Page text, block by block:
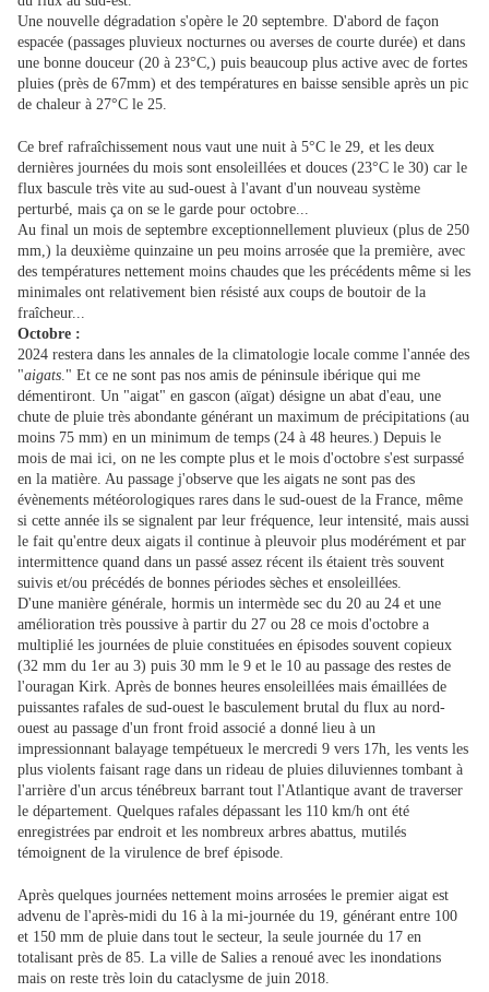
Une nouvelle dégradation s'opère le 20 septembre. D'abord de façon
espacée (passages pluvieux nocturnes ou averses de courte durée) et dans
une bonne douceur (20 à 23°C,) puis beaucoup plus active avec de fortes
pluies (près de 67mm) et des températures en baisse sensible après un pic
de chaleur à 27°C le 25.
Ce bref rafraîchissement nous vaut une nuit à 5°C le 29, et les deux
dernières journées du mois sont ensoleillées et douces (23°C le 30) car le
flux bascule très vite au sud-ouest à l'avant d'un nouveau système
perturbé, mais ça on se le garde pour octobre...
Au final un mois de septembre exceptionnellement pluvieux (plus de 250
mm,) la deuxième quinzaine un peu moins arrosée que la première, avec
des températures nettement moins chaudes que les précédents même si les
minimales ont relativement bien résisté aux coups de boutoir de la
fraîcheur...
Octobre :
2024 restera dans les annales de la climatologie locale comme l'année des
"aigats." Et ce ne sont pas nos amis de péninsule ibérique qui me
démentiront. Un "aigat" en gascon (aïgat) désigne un abat d'eau, une
chute de pluie très abondante générant un maximum de précipitations (au
moins 75 mm) en un minimum de temps (24 à 48 heures.) Depuis le
mois de mai ici, on ne les compte plus et le mois d'octobre s'est surpassé
en la matière. Au passage j'observe que les aigats ne sont pas des
évènements météorologiques rares dans le sud-ouest de la France, même
si cette année ils se signalent par leur fréquence, leur intensité, mais aussi
le fait qu'entre deux aigats il continue à pleuvoir plus modérément et par
intermittence quand dans un passé assez récent ils étaient très souvent
suivis et/ou précédés de bonnes périodes sèches et ensoleillées.
D'une manière générale, hormis un intermède sec du 20 au 24 et une
amélioration très poussive à partir du 27 ou 28 ce mois d'octobre a
multiplié les journées de pluie constituées en épisodes souvent copieux
(32 mm du 1er au 3) puis 30 mm le 9 et le 10 au passage des restes de
l'ouragan Kirk. Après de bonnes heures ensoleillées mais émaillées de
puissantes rafales de sud-ouest le basculement brutal du flux au nord-
ouest au passage d'un front froid associé a donné lieu à un
impressionnant balayage tempétueux le mercredi 9 vers 17h, les vents les
plus violents faisant rage dans un rideau de pluies diluviennes tombant à
l'arrière d'un arcus ténébreux barrant tout l'Atlantique avant de traverser
le département. Quelques rafales dépassant les 110 km/h ont été
enregistrées par endroit et les nombreux arbres abattus, mutilés
témoignent de la virulence de bref épisode.
Après quelques journées nettement moins arrosées le premier aigat est
advenu de l'après-midi du 16 à la mi-journée du 19, générant entre 100
et 150 mm de pluie dans tout le secteur, la seule journée du 17 en
totalisant près de 85. La ville de Salies a renoué avec les inondations
mais on reste très loin du cataclysme de juin 2018.